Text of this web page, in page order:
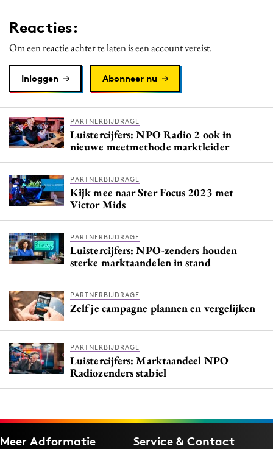
Reacties:
Om een reactie achter te laten is een account vereist.
Inloggen Abonneer nu
PARTNERBIJDRAGE
Luistercijfers: NPO Radio 2 ook in
nieuwe meetmethode marktleider
PARTNERBIJDRAGE
Kijk mee naar Ster Focus 2023 met
Victor Mids
PARTNERBIJDRAGE
Luistercijfers: NPO-zenders houden
sterke marktaandelen in stand
PARTNERBIJDRAGE
Zelf je campagne plannen en vergelijken
PARTNERBIJDRAGE
Luistercijfers: Marktaandeel NPO
Radiozenders stabiel
Meer Adformatie Service & Contact